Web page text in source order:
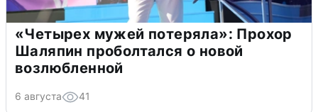
«Четырех мужей потеряла»: Прохор
Шаляпин проболтался о новой
возлюбленной
6 августа 41